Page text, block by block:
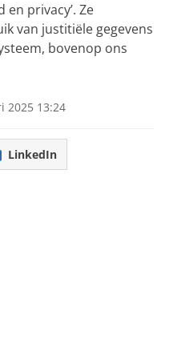
privacy’. Ze
van justitiële gegevens
bovenop ons
2025 13:24
LinkedIn